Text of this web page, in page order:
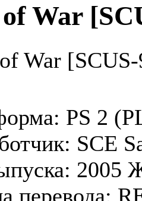
War
PS 2
SCE
2005
перевода: